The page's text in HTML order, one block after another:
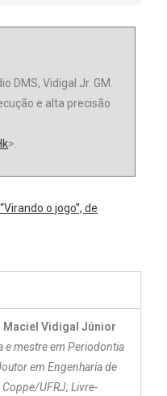
DMS, Vidigal Jr. GM.
e alta precisão
>.
o jogo”, de
Maciel Vidigal Júnior
e mestre em Periodontia
em Engenharia de
UFRJ; Livre-